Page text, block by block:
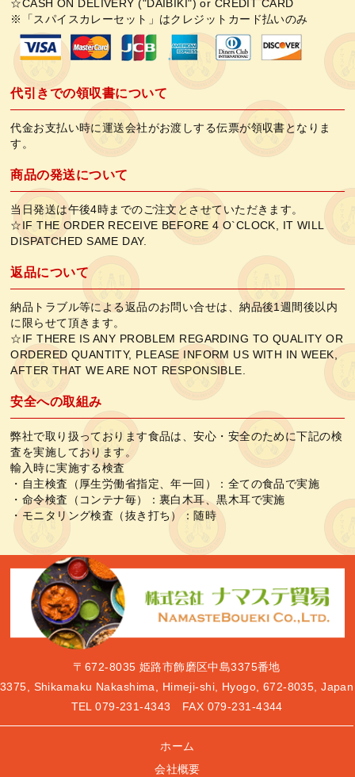
☆CASH ON DELIVERY ("DAIBIKI") or CREDIT CARD
※「スパイスカレーセット」はクレジットカード払いのみ
代引きでの領収書について
代金お支払い時に運送会社がお渡しする伝票が領収書となりま
す。
商品の発送について
当日発送は午後4時までのご注文とさせていただきます。
☆IF THE ORDER RECEIVE BEFORE 4 O`CLOCK, IT WILL
DISPATCHED SAME DAY.
返品について
納品トラブル等による返品のお問い合せは、納品後1週間後以内
に限らせて頂きます。
☆IF THERE IS ANY PROBLEM REGARDING TO QUALITY OR
ORDERED QUANTITY, PLEASE INFORM US WITH IN WEEK,
AFTER THAT WE ARE NOT RESPONSIBLE.
安全への取組み
弊社で取り扱っております食品は、安心・安全のために下記の検
査を実施しております。
輸入時に実施する検査
・自主検査（厚生労働省指定、年一回）：全ての食品で実施
・命令検査（コンテナ毎）：裏白木耳、黒木耳で実施
・モニタリング検査（抜き打ち）：随時
〒672-8035 姫路市飾磨区中島3375番地
3375, Shikamaku Nakashima, Himeji-shi, Hyogo, 672-8035, Japan
TEL079-231-4343 FAX 079-231-4344
ホーム
会社概要